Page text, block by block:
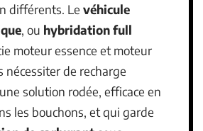
différents. Le véhicule
, ou hybridation full
moteur essence et moteur
nécessiter de recharge
solution rodée, efficace en
les bouchons, et qui garde